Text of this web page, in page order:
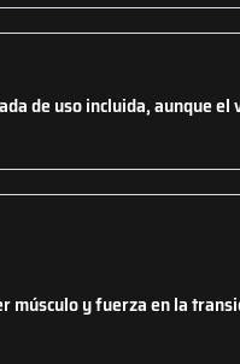
de uso incluida, aunque
y fuerza en la